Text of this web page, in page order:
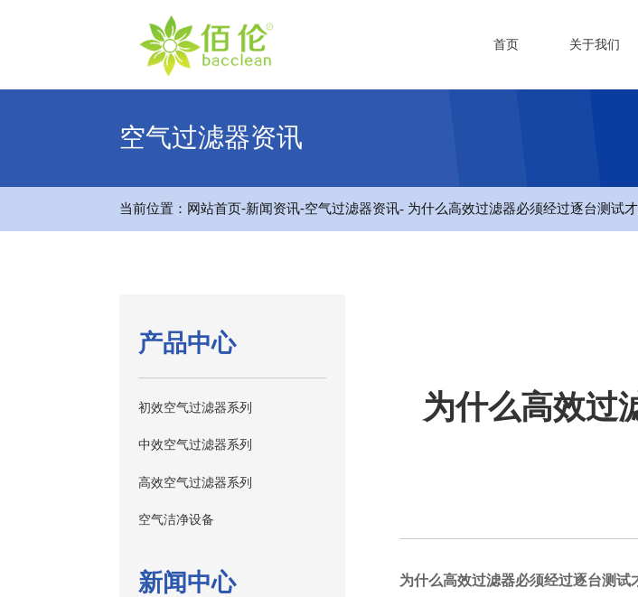
首页 关于我们
空气过滤器资讯
当前位置： 网站首页-新闻资讯-空气过滤器资讯- 为什么高效过滤器必须经过逐台测试
产品中心
初效空气过滤器系列
中效空气过滤器系列
高效空气过滤器系列
空气洁净设备
新闻中心
为什么高效过
为什么高效过滤器必须经过逐台测试